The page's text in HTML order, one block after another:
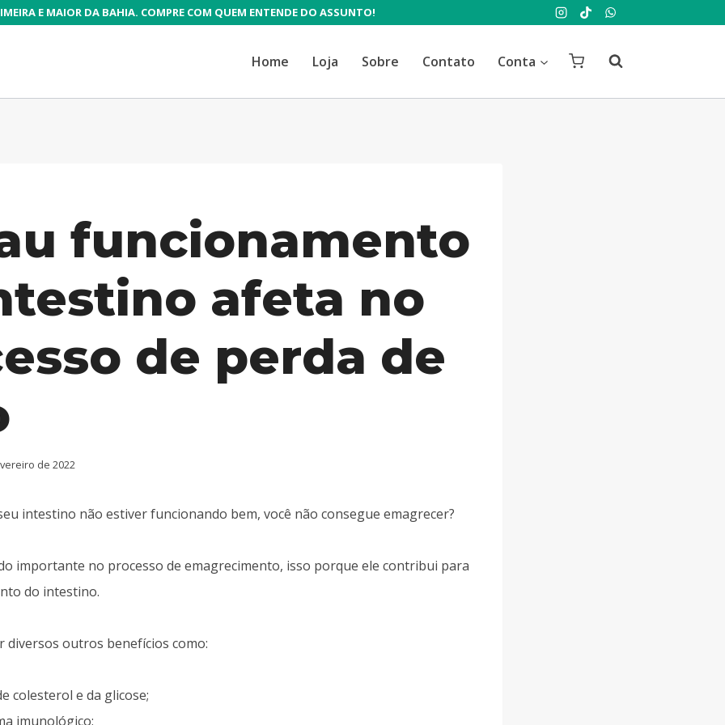
E MAIOR DA BAHIA. COMPRE COM QUEM ENTENDE DO ASSUNTO!
Home Loja Sobre Contato Conta
funcionamento
afeta no
de perda de
de 2022
intestino não estiver funcionando bem, você não consegue emagrecer?
importante no processo de emagrecimento, isso porque ele contribui para
do intestino.
diversos outros benefícios como:
colesterol e da glicose;
imunológico;